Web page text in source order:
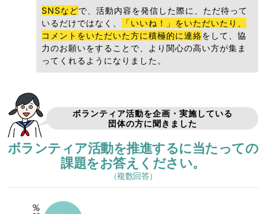
SNSなどで、活動内容を発信した際に、ただ待って
いるだけではなく、
「いいね！」をいただいたり、
コメントをいただいた方に積極的に連絡をして、協
力のお願いをすることで、より関心の高い方が集ま
ってくれるようになりました。
ボランティア活動を企画・実施している
団体の方に聞きました
ボランティア活動を推進するに当たっての
課題をお答えください。
（複数回答）